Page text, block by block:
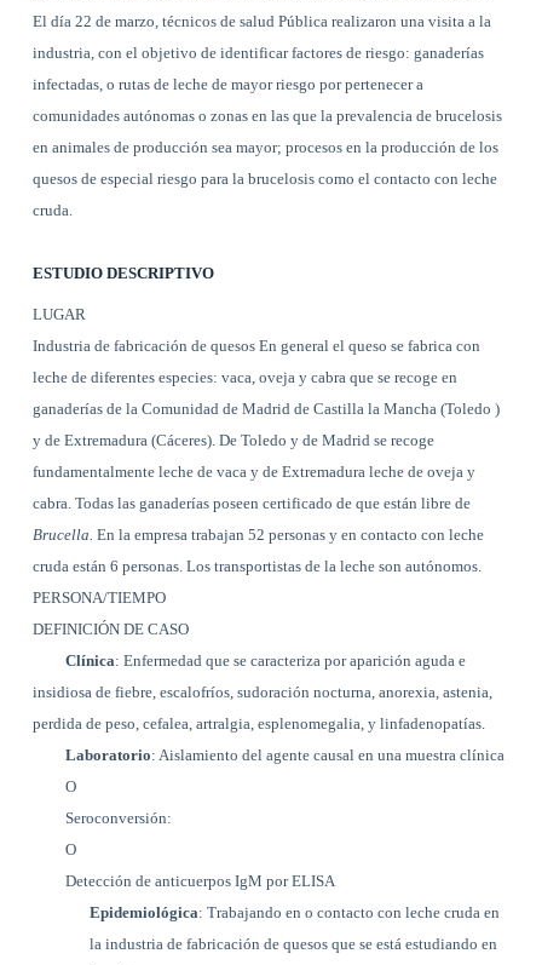
El día 22 de marzo, técnicos de salud Pública realizaron una visita a la
industria, con el objetivo de identificar factores de riesgo: ganaderías
infectadas, o rutas de leche de mayor riesgo por pertenecer a
comunidades autónomas o zonas en las que la prevalencia de brucelosis
en animales de producción sea mayor; procesos en la producción de los
quesos de especial riesgo para la brucelosis como el contacto con leche
cruda.
ESTUDIO DESCRIPTIVO
LUGAR
Industria de fabricación de quesos En general el queso se fabrica con
leche de diferentes especies: vaca, oveja y cabra que se recoge en
ganaderías de la Comunidadde Madrid de Castilla la Mancha(Toledo )
y de Extremadura (Cáceres). De Toledo y de Madrid se recoge
fundamentalmente leche de vaca y de Extremadura leche de oveja y
cabra. Todas las ganaderías poseen certificado de que están libre de
Brucella. En la empresa trabajan 52 personas y en contacto con leche
cruda están 6 personas. Los transportistas de la leche son autónomos.
PERSONA/TIEMPO
DEFINICIÓN DE CASO
Clínica: Enfermedad que se caracteriza por aparición aguda e
insidiosa de fiebre, escalofríos, sudoración nocturna, anorexia, astenia,
perdida de peso, cefalea, artralgia, esplenomegalia, y linfadenopatías.
Laboratorio: Aislamiento del agente causal en una muestra clínica
O
Seroconversión:
O
Detección de anticuerpos IgM por ELISA
Epidemiológica: Trabajando en o contacto con leche cruda en
la industria de fabricación de quesos que se está estudiando en